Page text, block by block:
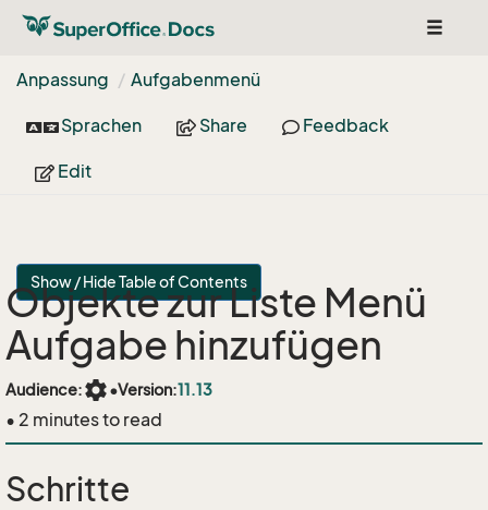
Toggle
Anpassung
Aufgabenmenü
Sprachen Share Feedback
Edit
Show / Hide Table of Contents
Objekte zur Liste Menü
Aufgabe hinzufügen
Audience:settings•Version:11.13
• 2 minutes to read
Schritte